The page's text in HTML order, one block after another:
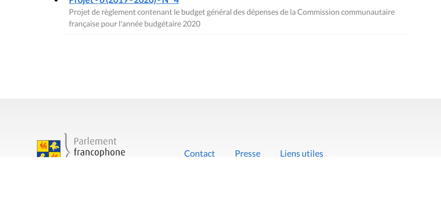
Projet de règlement contenant le budget général des dépenses de la Commission communautaire
française pour l'année budgétaire 2020
Contact Presse Liens utiles